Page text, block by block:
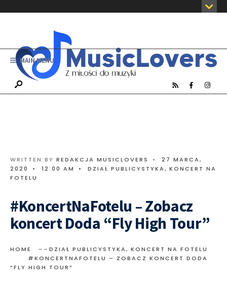
MAIN MENU
WRITTEN BY REDAKCJA MUSICLOVERS •
27 MARCA,
2020
• 12:00 AM • DZIAŁ PUBLICYSTYKA, KONCERT NA
FOTELU
#KoncertNaFotelu – Zobacz
koncert Doda “Fly High Tour”
HOME DZIAŁ PUBLICYSTYKA, KONCERT NA FOTELU
#KONCERTNAFOTELU – ZOBACZ KONCERT DODA
“FLY HIGH TOUR”